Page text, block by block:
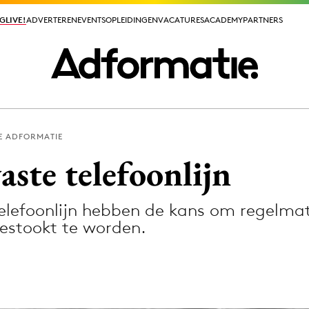
ADVERTERENEVENTSOPLEIDINGENVACATURESACADEMYPARTNERS
ADVERTERENEVENTSOPLEIDINGENVACATURESACADEMYPARTNERS
ADFORMATIE
telefoonlijn
hebben de kans om
te worden.